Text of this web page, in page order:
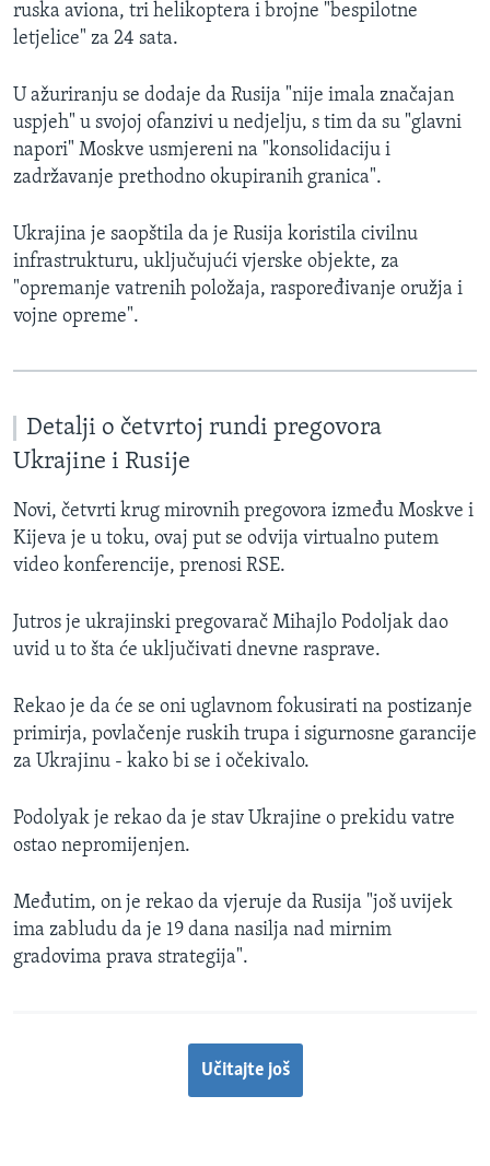
ruska aviona, tri helikoptera i brojne "bespilotne
letjelice" za 24 sata.
U ažuriranju se dodaje da Rusija "nije imala značajan
uspjeh" u svojoj ofanzivi u nedjelju, s tim da su "glavni
napori" Moskve usmjereni na "konsolidaciju i
zadržavanje prethodno okupiranih granica".
Ukrajina je saopštila da je Rusija koristila civilnu
infrastrukturu, uključujući vjerske objekte, za
"opremanje vatrenih položaja, raspoređivanje oružja i
vojne opreme".
Detalji o četvrtoj rundi pregovora
Ukrajine i Rusije
Novi, četvrti krug mirovnih pregovora između Moskve i
Kijeva je u toku, ovaj put se odvija virtualno putem
video konferencije, prenosi RSE.
Jutros je ukrajinski pregovarač Mihajlo Podoljak dao
uvid u to šta će uključivati dnevne rasprave.
Rekao je da će se oni uglavnom fokusirati na postizanje
primirja, povlačenje ruskih trupa i sigurnosne garancije
za Ukrajinu - kako bi se i očekivalo.
Podolyak je rekao da je stav Ukrajine o prekidu vatre
ostao nepromijenjen.
Međutim, on je rekao da vjeruje da Rusija "još uvijek
ima zabludu da je 19 dana nasilja nad mirnim
gradovima prava strategija".
Učitajte još